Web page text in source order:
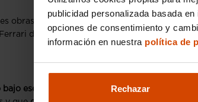
publicidad personalizada basada
opciones de consentimiento y
información en nuestra política de
Rechazar
obras de arte con avances tecnológicos y
de la historia.
ese nombre, fue el Ferrari 125 S